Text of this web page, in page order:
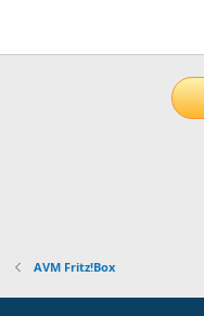
AVM Fritz!Box